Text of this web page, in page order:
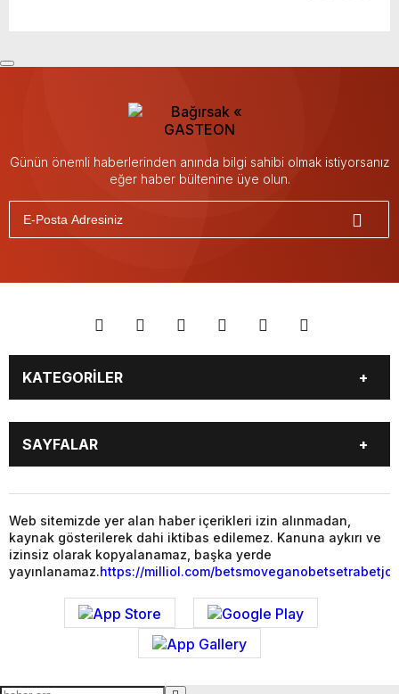
Günün önemli haberlerinden anında bilgi sahibi olmak istiyorsanız
eğer haber bültenine üye olun.
KATEGORİLER
YAŞAM
SİYASET
GAZETE OKU
PUAN DURUMU
TÜM MANŞET HABERLERİ
SAYFALAR
MAGAZİN
YAŞAM
SİYASET
EKONOMİ
Web sitemizde yer alan haber içerikleri izin alınmadan,
kaynak gösterilerek dahi iktibas edilemez. Kanuna aykırı ve
izinsiz olarak kopyalanamaz, başka yerde
yayınlanamaz.https://milliol.com/betsmoveganobetsetrabet